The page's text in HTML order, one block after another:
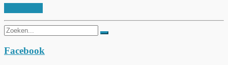
Zoeken
naar:
Facebook